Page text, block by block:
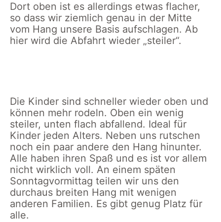
Dort oben ist es allerdings etwas flacher,
so dass wir ziemlich genau in der Mitte
vom Hang unsere Basis aufschlagen. Ab
hier wird die Abfahrt wieder „steiler“.
Die Kinder sind schneller wieder oben und
können mehr rodeln. Oben ein wenig
steiler, unten flach abfallend. Ideal für
Kinder jeden Alters. Neben uns rutschen
noch ein paar andere den Hang hinunter.
Alle haben ihren Spaß und es ist vor allem
nicht wirklich voll. An einem späten
Sonntagvormittag teilen wir uns den
durchaus breiten Hang mit wenigen
anderen Familien. Es gibt genug Platz für
alle.